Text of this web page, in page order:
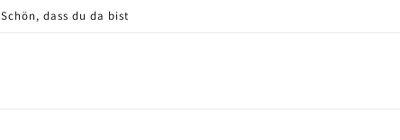
Schön, dass du da bist